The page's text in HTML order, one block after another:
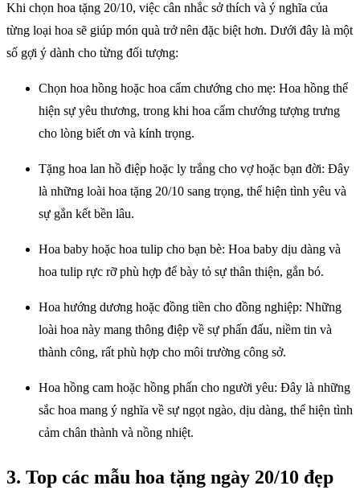
Khi chọn hoa tặng 20/10, việc cân nhắc sở thích và ý nghĩa của
từng loại hoa sẽ giúp món quà trở nên đặc biệt hơn. Dưới đây là một
số gợi ý dành cho từng đối tượng:
Chọn hoa hồng hoặc hoa cẩm chướng cho mẹ: Hoa hồng thể
hiện sự yêu thương, trong khi hoa cẩm chướng tượng trưng
cho lòng biết ơn và kính trọng.
Tặng hoa lan hồ điệp hoặc ly trắng cho vợ hoặc bạn đời: Đây
là những loài hoa tặng 20/10 sang trọng, thể hiện tình yêu và
sự gắn kết bền lâu.
Hoa baby hoặc hoa tulip cho bạn bè: Hoa baby dịu dàng và
hoa tulip rực rỡ phù hợp để bày tỏ sự thân thiện, gắn bó.
Hoa hướng dương hoặc đồng tiền cho đồng nghiệp: Những
loài hoa này mang thông điệp về sự phấn đấu, niềm tin và
thành công, rất phù hợp cho môi trường công sở.
Hoa hồng cam hoặc hồng phấn cho người yêu: Đây là những
sắc hoa mang ý nghĩa về sự ngọt ngào, dịu dàng, thể hiện tình
cảm chân thành và nồng nhiệt.
3. Top các mẫu hoa tặng ngày 20/10 đẹp